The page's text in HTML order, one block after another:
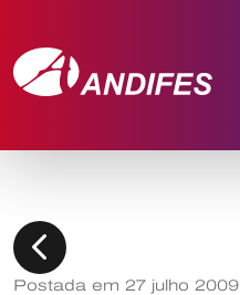
chevron_left
Postada em 27 julho 2009